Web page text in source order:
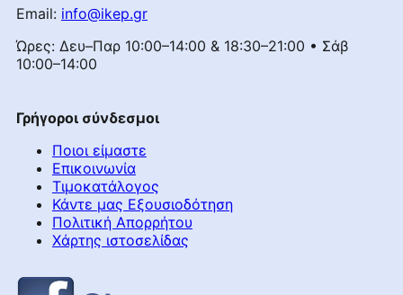
Email: info@ikep.gr
Ώρες: Δευ–Παρ 10:00–14:00 & 18:30–21:00 • Σάβ
10:00–14:00
Γρήγοροι σύνδεσμοι
Ποιοι είμαστε
Επικοινωνία
Τιμοκατάλογος
Κάντε μας Εξουσιοδότηση
Πολιτική Απορρήτου
Χάρτης ιστοσελίδας